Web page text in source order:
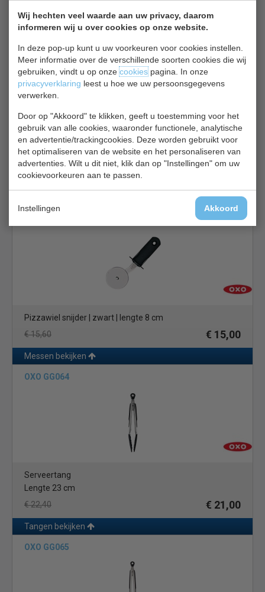
Wij hechten veel waarde aan uw privacy, daarom
informeren wij u over cookies op onze website.
In deze pop-up kunt u uw voorkeuren voor cookies instellen.
Meer informatie over de verschillende soorten cookies die wij
gebruiken, vindt u op onzecookiespagina. In onze
privacyverklaring leest u hoe we uw persoonsgegevens
verwerken.
Door op "Akkoord" te klikken, geeft u toestemming voor het
gebruik van alle cookies, waaronder functionele, analytische
en advertentie/trackingcookies. Deze worden gebruikt voor
het optimaliseren van de website en het personaliseren van
advertenties. Wilt u dit niet, klik dan op "Instellingen" om uw
cookievoorkeuren aan te passen.
Instellingen Akkoord
Inhoud 1 Liter
€ 14,45
€ 14,00
OXO CN378
Inhoud 1 Liter
€ 15,75
Pizzawiel snijder | zwart | lengte 8 cm
€ 15,60
€ 15,00
Messen bekijken
OXO GG064
Serveertang
Lengte 23 cm
€ 22,40
€ 21,00
Tangen bekijken
OXO GG065